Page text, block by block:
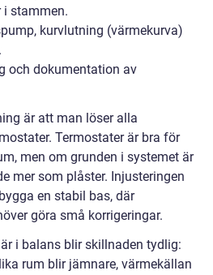
i stammen.
kurvlutning (värmekurva)
och dokumentation av
är att man löser alla
Termostater är bra för
men om grunden i systemet är
mer som plåster. Injusteringen
en stabil bas, där
göra små korrigeringar.
i balans blir skillnaden tydlig:
rum blir jämnare, värmekällan